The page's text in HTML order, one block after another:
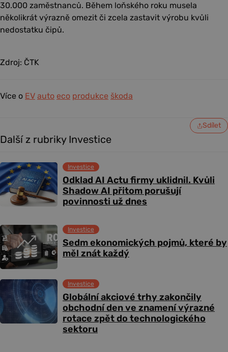
30.000 zaměstnanců. Během loňského roku musela
několikrát výrazně omezit či zcela zastavit výrobu kvůli
nedostatku čipů.
Zdroj: ČTK
Více o EV auto eco produkce škoda
Sdílet
Další z rubriky Investice
Odklad AI Actu firmy uklidnil. Kvůli
Shadow AI přitom porušují
povinnosti už dnes
Investice
Sedm ekonomických pojmů, které by
měl znát každý
Investice
Globální akciové trhy zakončily
obchodní den ve znamení výrazné
rotace zpět do technologického
sektoru
Investice